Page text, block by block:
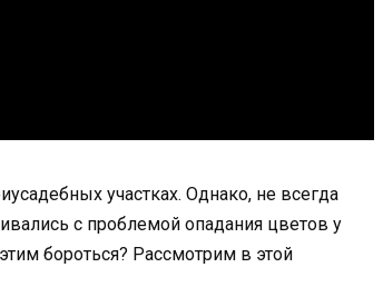
участках. Однако, не всегда
с проблемой опадания цветов у
бороться? Рассмотрим в этой